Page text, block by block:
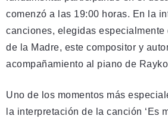
comenzó a las 19:00 horas. En la
canciones, elegidas especialmente
de la Madre, este compositor y
acompañamiento al piano de
Uno de los momentos más
la interpretación de la canción ‘Es